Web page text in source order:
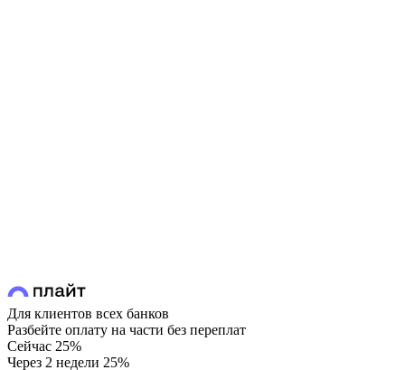
Для клиентов всех банков
Разбейте оплату на части без переплат
Сейчас 25%
Через 2 недели 25%